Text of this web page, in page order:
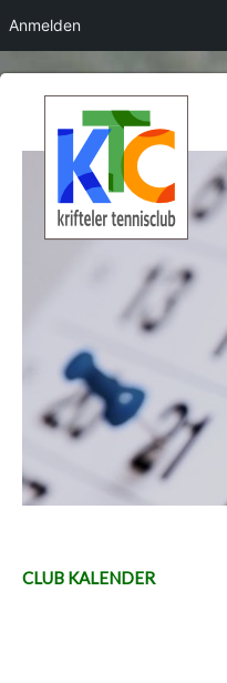
CLUB KALENDER
Anmelden